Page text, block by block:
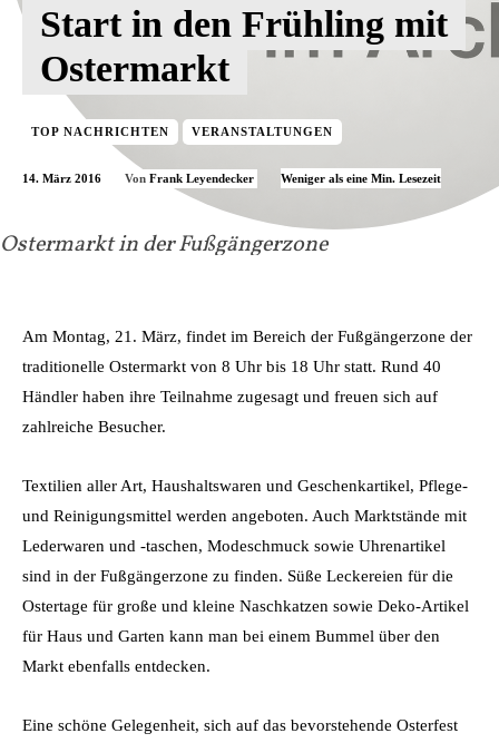
Ostermarkt in der Fußgängerzone
Start in den Frühling mit
Ostermarkt
TOP NACHRICHTEN VERANSTALTUNGEN
14. März 2016 Von Frank Leyendecker Weniger als eine Min. Lesezeit
Am Montag, 21. März, findet im Bereich der Fußgängerzone der
traditionelle Ostermarkt von 8 Uhr bis 18 Uhr statt. Rund 40
Händler haben ihre Teilnahme zugesagt und freuen sich auf
zahlreiche Besucher.
Textilien aller Art, Haushaltswaren und Geschenkartikel, Pflege-
und Reinigungsmittel werden angeboten. Auch Marktstände mit
Lederwaren und -taschen, Modeschmuck sowie Uhrenartikel
sind in der Fußgängerzone zu finden. Süße Leckereien für die
Ostertage für große und kleine Naschkatzen sowie Deko-Artikel
für Haus und Garten kann man bei einem Bummel über den
Markt ebenfalls entdecken.
Eine schöne Gelegenheit, sich auf das bevorstehende Osterfest